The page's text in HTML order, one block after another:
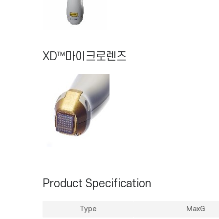
XD™마이크로렌즈
Product Specification
Type MaxG